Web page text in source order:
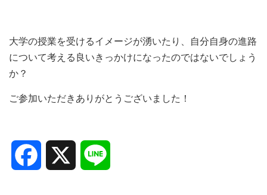
大学の授業を受けるイメージが湧いたり、自分自身の進路
について考える良いきっかけになったのではないでしょう
か？
ご参加いただきありがとうございました！
Facebook